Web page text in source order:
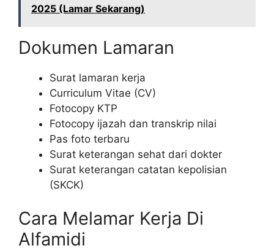
2025 (Lamar Sekarang)
Dokumen Lamaran
Surat lamaran kerja
Curriculum Vitae (CV)
Fotocopy KTP
Fotocopy ijazah dan transkrip nilai
Pas foto terbaru
Surat keterangan sehat dari dokter
Surat keterangan catatan kepolisian
(SKCK)
Cara Melamar Kerja Di
Alfamidi